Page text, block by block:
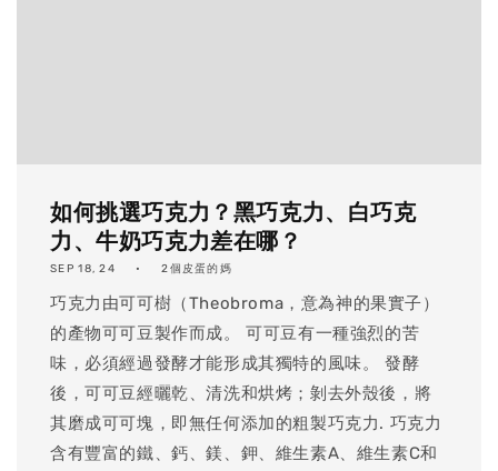
如何挑選巧克力？黑巧克力、白巧克
力、牛奶巧克力差在哪？
SEP 18, 24 2個皮蛋的媽
巧克力由可可樹（Theobroma，意為神的果實子）
的產物可可豆製作而成。 可可豆有一種強烈的苦
味，必須經過發酵才能形成其獨特的風味。 發酵
後，可可豆經曬乾、清洗和烘烤；剝去外殼後，將
其磨成可可塊，即無任何添加的粗製巧克力. 巧克力
含有豐富的鐵、鈣、鎂、鉀、維生素A、維生素C和